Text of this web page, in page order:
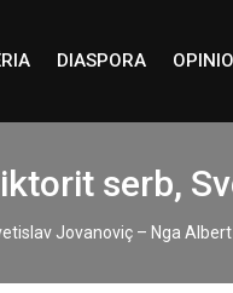
DIASPORA
serb,
Jovanoviç – Nga